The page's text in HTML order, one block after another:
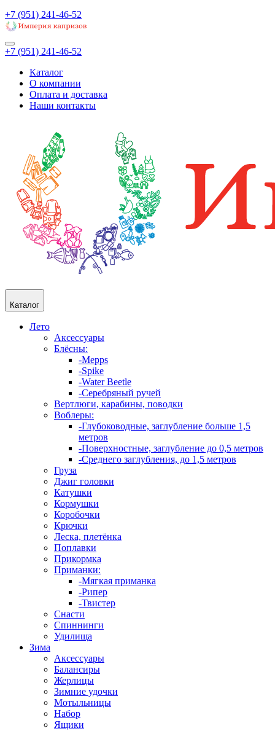
+7 (951) 241-46-52
+7 (951) 241-46-52
Каталог
О компании
Оплата и доставка
Наши контакты
Каталог
Лето
Аксессуары
Блёсны:
-Mepps
-Spike
-Water Beetle
-Серебряный ручей
Вертлюги, карабины, поводки
Воблеры:
-Глубоководные, заглубление больше 1,5
метров
-Поверхностные, заглубление до 0,5 метров
-Среднего заглубления, до 1,5 метров
Груза
Джиг головки
Катушки
Кормушки
Коробочки
Крючки
Леска, плетёнка
Поплавки
Прикормка
Приманки:
-Мягкая приманка
-Рипер
-Твистер
Снасти
Спиннинги
Удилища
Зима
Аксессуары
Балансиры
Жерлицы
Зимние удочки
Мотыльницы
Набор
Ящики